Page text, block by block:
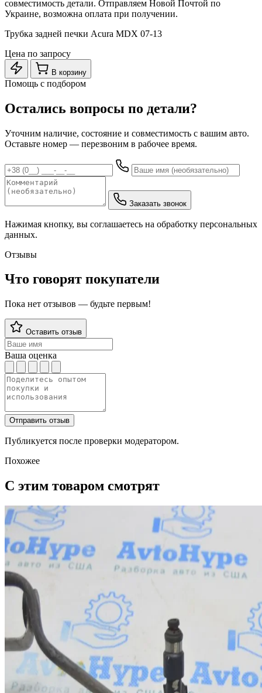
совместимость детали. Отправляем Новой Почтой по
Украине, возможна оплата при получении.
Трубка задней печки Acura MDX 07-13
Цена по запросу
В корзину
Помощь с подбором
Остались вопросы по детали?
Уточним наличие, состояние и совместимость с вашим авто.
Оставьте номер — перезвоним в рабочее время.
Заказать звонок
Нажимая кнопку, вы соглашаетесь на обработку персональных
данных.
Отзывы
Что говорят покупатели
Пока нет отзывов — будьте первым!
Оставить отзыв
Ваша оценка
Отправить отзыв
Публикуется после проверки модератором.
Похожее
С этим товаром смотрят